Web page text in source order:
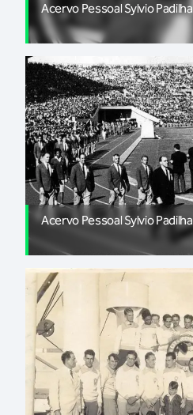
Acervo Pessoal Sylvio Padilha
Acervo Pessoal Sylvio Padilha